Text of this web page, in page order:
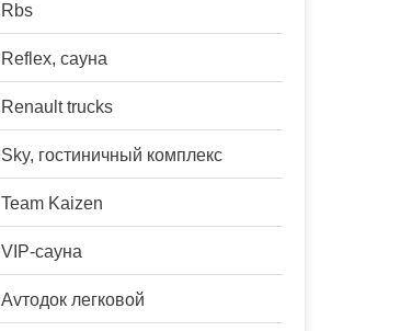
Rbs
Reflex, сауна
Renault trucks
Sky, гостиничный комплекс
Team Kaizen
VIP-сауна
Аvтодок легковой